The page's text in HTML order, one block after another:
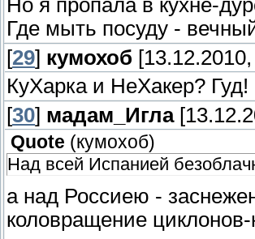
Но я пропала в кухне-
Где мыть посуду -
[29] кумохоб
КуХарка и НеХакер? Гуд!
[30] мадам_Игла
Quote (кумохоб)
Над всей Испанией
а над Россиею -
коловращение циклонов-